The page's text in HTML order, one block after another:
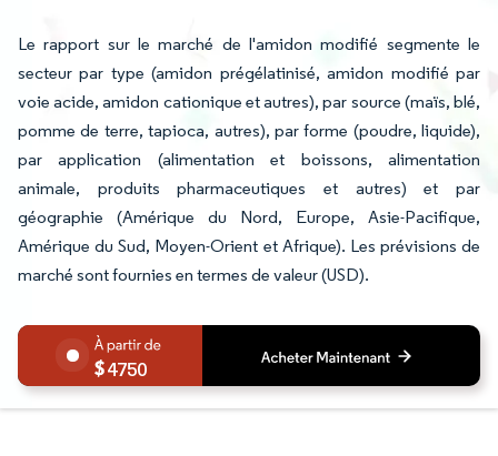
Le rapport sur le marché de l'amidon modifié segmente le
secteur par type (amidon prégélatinisé, amidon modifié par
voie acide, amidon cationique et autres), par source (maïs, blé,
pomme de terre, tapioca, autres), par forme (poudre, liquide),
par application (alimentation et boissons, alimentation
animale, produits pharmaceutiques et autres) et par
géographie (Amérique du Nord, Europe, Asie-Pacifique,
Amérique du Sud, Moyen-Orient et Afrique). Les prévisions de
marché sont fournies en termes de valeur (USD).
4750